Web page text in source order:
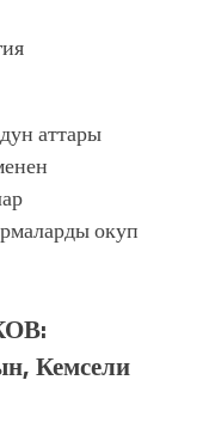
аттары
окуп
Кемсели